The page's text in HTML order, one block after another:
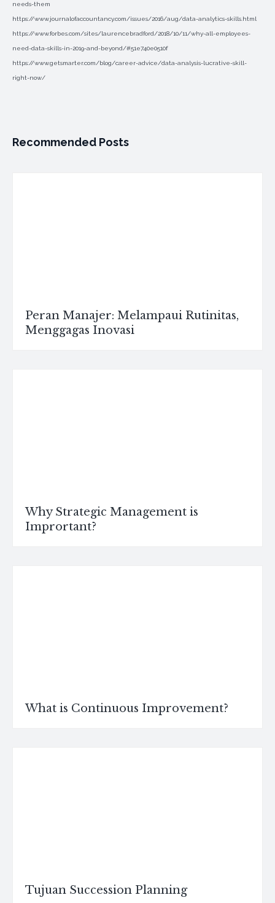
needs-them
https://www.journalofaccountancy.com/issues/2016/aug/data-analytics-skills.html
https://www.forbes.com/sites/laurencebradford/2018/10/11/why-all-employees-
need-data-skills-in-2019-and-beyond/#51e740e0510f
https://www.getsmarter.com/blog/career-advice/data-analysis-lucrative-skill-
right-now/
Recommended Posts
Peran Manajer: Melampaui Rutinitas,
Menggagas Inovasi
Why Strategic Management is
Imprortant?
What is Continuous Improvement?
Tujuan Succession Planning